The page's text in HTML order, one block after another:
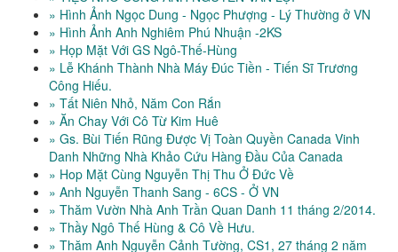
» Hình Ảnh Ngọc Dung - Ngọc Phượng - Lý Thường ở VN
» Hình Ảnh Anh Nghiêm Phú Nhuận -2KS
» Họp Mặt Với GS Ngô-Thế-Hùng
» Lễ Khánh Thành Nhà Máy Đúc Tiền - Tiến Sĩ Trương
Công Hiếu.
» Tất Niên Nhỏ, Năm Con Rắn
» Ăn Chay Với Cô Từ Kim Huê
» Gs. Bùi Tiến Rũng Được Vị Toàn Quyền Canada Vinh
Danh Những Nhà Khảo Cứu Hàng Đầu Của Canada
» Hop Mặt Cùng Nguyễn Thị Thu Ở Đức Về
» Anh Nguyễn Thanh Sang - 6CS - Ở VN
» Thăm Vườn Nhà Anh Trần Quan Danh 11 tháng 2/2014.
» Thầy Ngô Thế Hùng & Cô Về Hưu.
» Thăm Anh Nguyễn Cảnh Tường, CS1, 27 tháng 2 năm